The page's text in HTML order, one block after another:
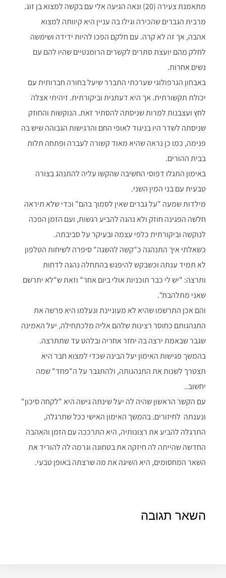
מתאמנת צעירה (20) ונאה הגיעה אלי עם בקשה למצוא בן זוג.
מרבית הגברים שהכירה וגילו בה עניין היא קיוותה למצוא
אהבה, אך זה לא קרה. עם חלקם הפכו להיות ידידה ושימשה
לחלק מהם יועצת סתרים לקשרים הרומנטיים שהיו להם עם
נשים אחרות.
באבחון הגרפולוגי שערכתי התברר שיעל בחורה חברותית עם
יכולת תקשורתית. אך היא דעתנית וביקורתית. זיהיתי אצלה
לחץ ועצבנות למרות שניסתה להסתיר זאת. הנוקשות והחוזק
שניסתה לשדר היו בניגוד לאופי החם והרגישות הגבוהה שיש בה
פנימה, כמו כן נראה שהיא מאוד קשורה לעברה ופתחה תלות
בבית ההורים.
באימון התגלו דפוסי החשיבה שהקשו עליה להתנהג בצורה
טבעית עם בני המין השני.
מילדות שמעה "על גברים שאין לסמוך בהם" וכדי שלא תיראה
חלשה הפגינה חוזק ולא נהגה להביע רגשות, ועם הזמן הפכה
לנוקשה וביקורתית כלפי עצמה ובעיקר על סביבתה.
כשאלתי איך התנהגה כ"קשה להשגה" סיפרה לשיחות הטלפון
לא תמיד ענתה וכשבקש להיפגש בהתחלה נהגה לדחות
ותרצה: "יש לי כבר תוכניות אולי ביום אחר" וזאת ש"לא יתרשם
שאני מתלהבת".
והם אכן התרשמו שהיא לא מעוניינת ונעלמו היא פרשה את
התנהגותם כחוסר רצינות שלהם אליה מלכתחילה, יעל האמינה
שגבר שבאמת ירצה בה יחזר אחריה ובלהט עד שתתרצה.
בהמשך פגישות האימון יעל הבינה שכדי למצוא חבר היא
תצטרך לשנות את התנהגותה, ולהתגבר על ה"פחד" שמה
יחשוב..
עם הקשר הראשון שהיה לה יעל שינתה גישה היא "לקחה סיכון"
ונענתה לחיזורים. בהמשך האימון האישי ככל שתרגלה,
התרגלה להביע את רצונותיה, היא התרככה עם הזמן והאהבה
החדשה שהייתה לה חיזקה את בטחונה וגרמה לה להוריד את
השאר המחסומים, היא השיגה את מה שרצתה באופן טבעי.
השאר תגובה